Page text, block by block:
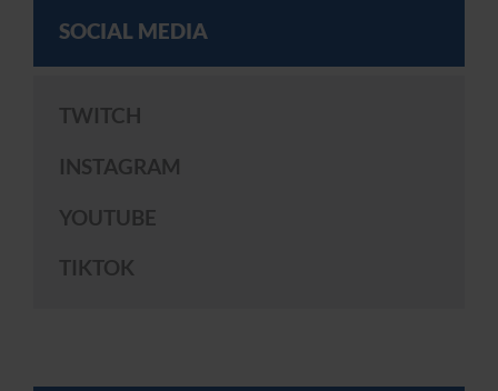
SOCIAL MEDIA
TWITCH
INSTAGRAM
YOUTUBE
TIKTOK